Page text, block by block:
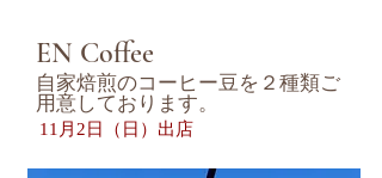
EN Coffee
自家焙煎のコーヒー豆を２種類ご
用意しております。
​11月2日（日） 出店